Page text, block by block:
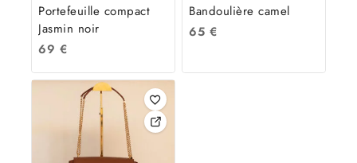
Portefeuille compact
Jasmin noir
69 €
Bandoulière camel
65 €